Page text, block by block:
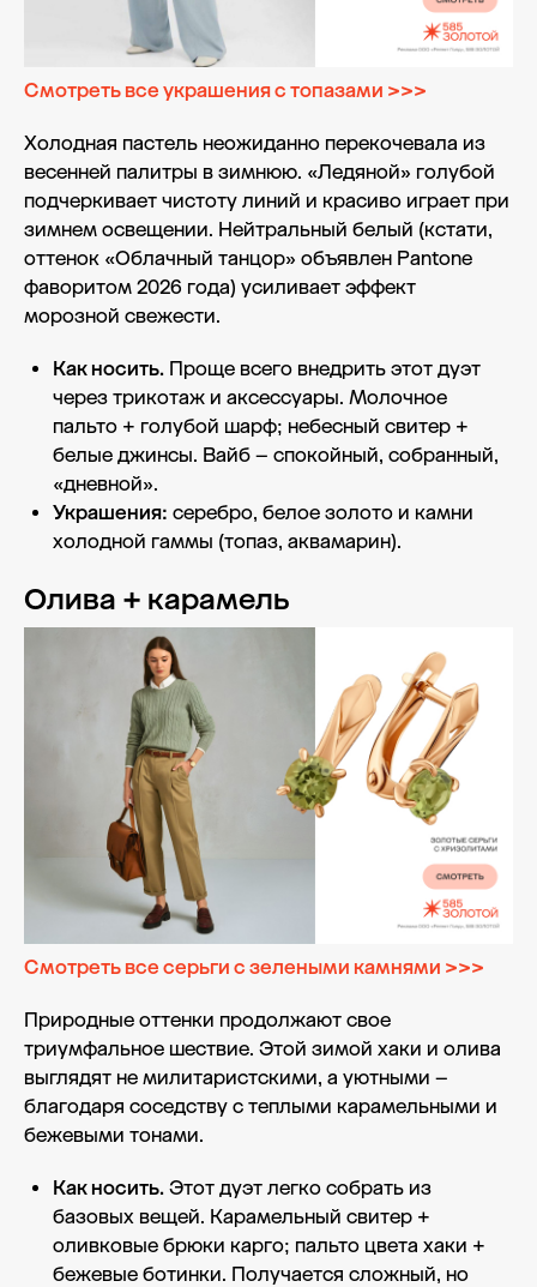
Смотреть все украшения с топазами >>>
Холодная пастель неожиданно перекочевала из
весенней палитры в зимнюю. «Ледяной» голубой
подчеркивает чистоту линий и красиво играет при
зимнем освещении. Нейтральный белый (кстати,
оттенок «Облачный танцор» объявлен Pantone
фаворитом 2026 года) усиливает эффект
морозной свежести.
Как носить. Проще всего внедрить этот дуэт
через трикотаж и аксессуары. Молочное
пальто + голубой шарф; небесный свитер +
белые джинсы. Вайб – спокойный, собранный,
«дневной».
Украшения: серебро, белое золото и камни
холодной гаммы (топаз, аквамарин).
Олива + карамель
Смотреть все серьги с зелеными камнями >>>
Природные оттенки продолжают свое
триумфальное шествие. Этой зимой хаки и олива
выглядят не милитаристскими, а уютными –
благодаря соседству с теплыми карамельными и
бежевыми тонами.
Как носить. Этот дуэт легко собрать из
базовых вещей. Карамельный свитер +
оливковые брюки карго; пальто цвета хаки +
бежевые ботинки. Получается сложный, но